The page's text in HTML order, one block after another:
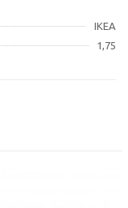
IKEA
1,75